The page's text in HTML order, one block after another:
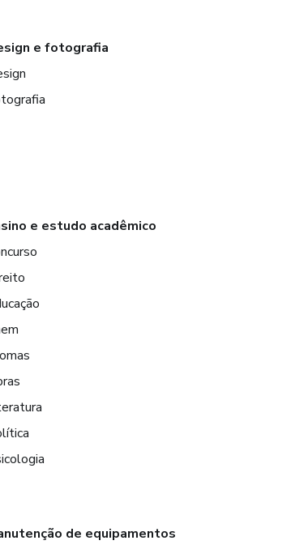
e fotografia
e estudo acadêmico
de equipamentos